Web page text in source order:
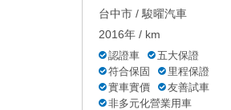
台中市 / 駿曜汽車
2016年 / km
認證車
五大保證
符合保固
里程保證
實車實價
友善試車
非多元化營業用車